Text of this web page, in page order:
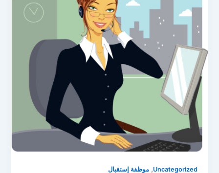
Uncategorized
,ﻣﻮﻇﻔﺔ ﺇﺳﺘﻘﺒﺎﻝ